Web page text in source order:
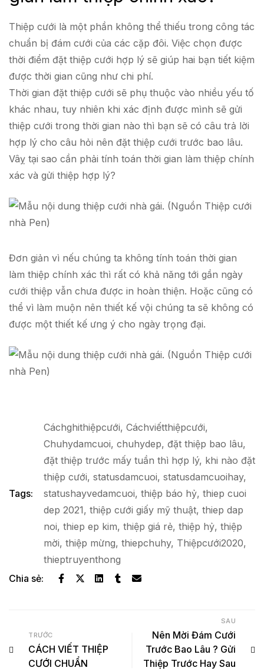
Thiệp cưới là một phần không thể thiếu trong công tác
chuẩn bị đám cưới của các cặp đôi. Việc chọn được
thời điểm đặt thiệp cưới hợp lý sẽ giúp hai bạn tiết kiệm
được thời gian cũng như chi phí.
Thời gian đặt thiệp cưới sẽ phụ thuộc vào nhiều yếu tố
khác nhau, tuy nhiên khi xác định được mình sẽ gửi
thiệp cưới trong thời gian nào thì bạn sẽ có câu trả lời
hợp lý cho câu hỏi nên đặt thiệp cưới trước bao lâu.
Vâỵ tại sao cần phải tính toán thời gian làm thiệp chính
xác và gửi thiệp hợp lý?
Đơn giản vì nếu chúng ta không tính toán thời gian
làm thiệp chính xác thì rất có khả năng tới gần ngày
cưới thiệp vẫn chưa được in hoàn thiện. Hoặc cũng có
thể vì làm muộn nên thiết kế vội chúng ta sẽ không có
được một thiết kế ưng ý cho ngày trọng đại.
Tags:
Cáchghithiệpcưới, Cáchviếtthiệpcưới,
Chuhydamcuoi, chuhydep, đặt thiệp bao lâu,
đặt thiệp trước mấy tuần thì hợp lý, khi nào đặt
thiệp cưới, statusdamcuoi, statusdamcuoihay,
statushayvedamcuoi, thiệp báo hỷ, thiep cuoi
dep 2021, thiệp cưới giấy mỹ thuật, thiep dap
noi, thiep ep kim, thiệp giá rẻ, thiệp hỷ, thiệp
mời, thiệp mừng, thiepchuhy, Thiệpcưới2020,
thieptruyenthong
Chia sẻ:
TRƯỚC
CÁCH VIẾT THIỆP
CƯỚI CHUẨN
SAU
Nên Mời Đám Cưới
Trước Bao Lâu ? Gửi
Thiệp Trước Hay Sau